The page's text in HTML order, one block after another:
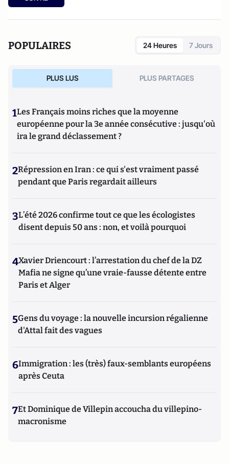
POPULAIRES 24 Heures 7 Jours
PLUS LUS PLUS PARTAGES
1Les Français moins riches que la moyenne
européenne pour la 3e année consécutive : jusqu'où
ira le grand déclassement ?
2Répression en Iran : ce qui s'est vraiment passé
pendant que Paris regardait ailleurs
3L’été 2026 confirme tout ce que les écologistes
disent depuis 50 ans : non, et voilà pourquoi
4Xavier Driencourt : l’arrestation du chef de la DZ
Mafia ne signe qu’une vraie-fausse détente entre
Paris et Alger
5Gens du voyage : la nouvelle incursion régalienne
d'Attal fait des vagues
6Immigration : les (très) faux-semblants européens
après Ceuta
7Et Dominique de Villepin accoucha du villepino-
macronisme